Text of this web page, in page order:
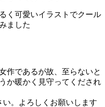
く可愛いイラストでクール
ました
作であるが故、至らないと
か暖かく見守ってくだされ
。よろしくお願いします